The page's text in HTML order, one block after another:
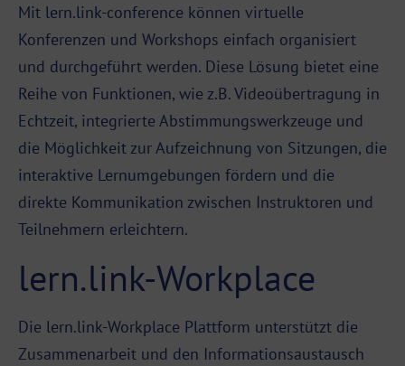
Mit lern.link-conference können virtuelle
Konferenzen und Workshops einfach organisiert
und durchgeführt werden. Diese Lösung bietet eine
Reihe von Funktionen, wie z.B. Videoübertragung in
Echtzeit, integrierte Abstimmungswerkzeuge und
die Möglichkeit zur Aufzeichnung von Sitzungen, die
interaktive Lernumgebungen fördern und die
direkte Kommunikation zwischen Instruktoren und
Teilnehmern erleichtern.
lern.link-Workplace
Die lern.link-Workplace Plattform unterstützt die
Zusammenarbeit und den Informationsaustausch